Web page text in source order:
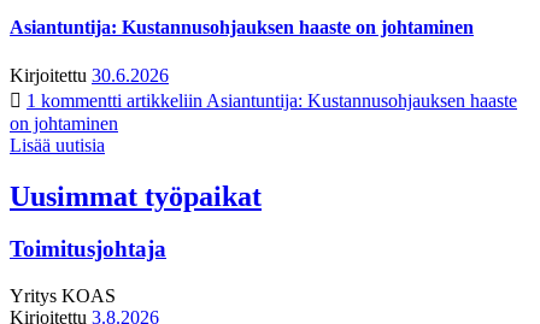
Asiantuntija: Kustannusohjauksen haaste on johtaminen
Kirjoitettu 30.6.2026
1 kommentti artikkeliin Asiantuntija: Kustannusohjauksen haaste
on johtaminen
Lisää uutisia
Uusimmat työpaikat
Toimitusjohtaja
Yritys KOAS
Kirjoitettu 3.8.2026